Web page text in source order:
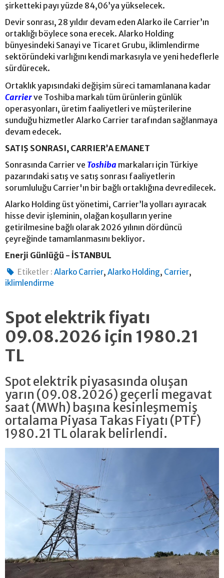
şirketteki payı yüzde 84,06’ya yükselecek.
Devir sonrası, 28 yıldır devam eden Alarko ile Carrier’ın
ortaklığı böylece sona erecek. Alarko Holding
bünyesindeki Sanayi ve Ticaret Grubu, iklimlendirme
sektöründeki varlığını kendi markasıyla ve yeni hedeflerle
sürdürecek.
Ortaklık yapısındaki değişim süreci tamamlanana kadar
Carrierve Toshiba markalı tüm ürünlerin günlük
operasyonları, üretim faaliyetleri ve müşterilerine
sunduğu hizmetler Alarko Carrier tarafından sağlanmaya
devam edecek.
SATIŞ SONRASI, CARRIER’A EMANET
Sonrasında Carrier ve Toshiba markaları için Türkiye
pazarındaki satış ve satış sonrası faaliyetlerin
sorumluluğu Carrier'ın bir bağlı ortaklığına devredilecek.
Alarko Holding üst yönetimi, Carrier’la yolları ayıracak
hisse devir işleminin, olağan koşulların yerine
getirilmesine bağlı olarak 2026 yılının dördüncü
çeyreğinde tamamlanmasını bekliyor.
Enerji Günlüğü - İSTANBUL
Etiketler : Alarko Carrier,Alarko Holding, Carrier,
iklimlendirme
Spot elektrik fiyatı
09.08.2026 için 1980.21
TL
Spot elektrik piyasasında oluşan
yarın (09.08.2026) geçerli megavat
saat (MWh) başına kesinleşmemiş
ortalama Piyasa Takas Fiyatı (PTF)
1980.21 TL olarak belirlendi.